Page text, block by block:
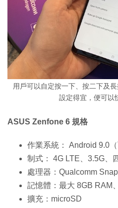
用戶可以自定按一下、按二下及
設定得宜，便可以
ASUS Zenfone 6 規格
作業系統： Android 9.0（
制式： 4G LTE、3.5G、
處理器：Qualcomm
記憶體：最大 8GB RAM
擴充：microSD